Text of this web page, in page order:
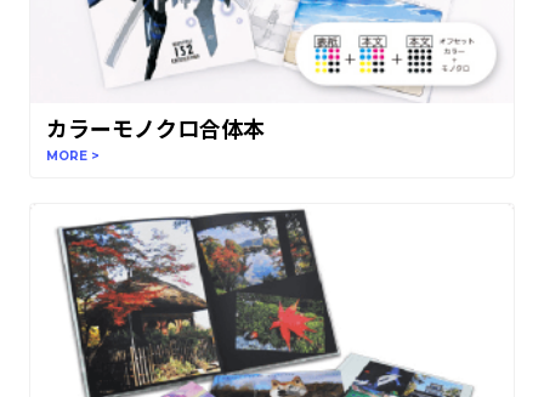
カラーモノクロ合体本
MORE >